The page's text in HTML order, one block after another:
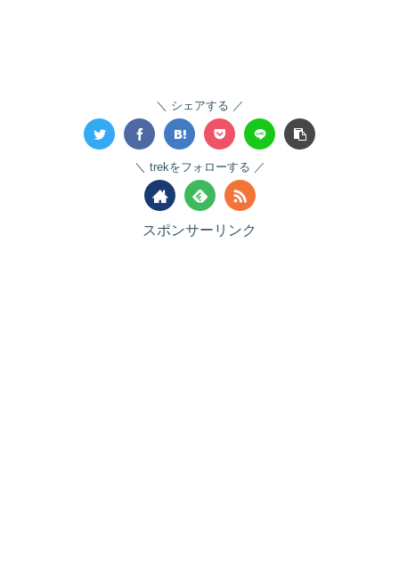
シェアする
trekをフォローする
スポンサーリンク